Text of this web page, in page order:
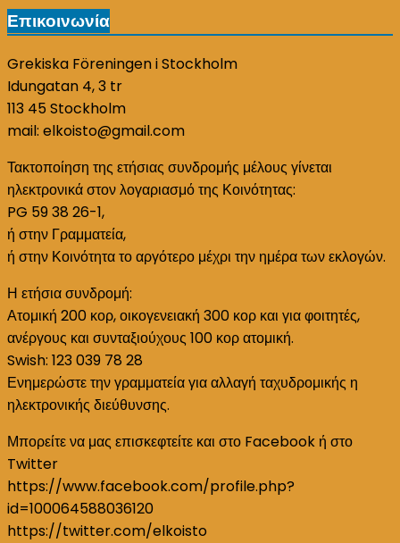
Επικοινωνία
Grekiska Föreningen i Stockholm
Idungatan 4, 3 tr
113 45 Stockholm
mail: elkoisto@gmail.com
Τακτοποίηση της ετήσιας συνδρομής μέλους γίνεται
ηλεκτρονικά στον λογαριασμό της Κοινότητας:
PG 59 38 26-1,
ή στην Γραμματεία,
ή στην Κοινότητα το αργότερο μέχρι την ημέρα των εκλογών.
Η ετήσια συνδρομή:
Ατομική 200 κορ, οικογενειακή 300 κορ και για φοιτητές,
ανέργους και συνταξιούχους 100 κορ ατομική.
Swish: 123 039 78 28
Ενημερώστε την γραμματεία για αλλαγή ταχυδρομικής η
ηλεκτρονικής διεύθυνσης.
Μπορείτε να μας επισκεφτείτε και στο Facebook ή στο
Twitter
https://www.facebook.com/profile.php?
id=100064588036120
https://twitter.com/elkoisto